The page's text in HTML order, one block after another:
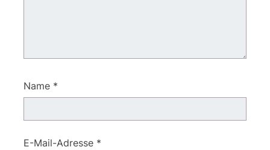
Name *
E-Mail-Adresse *